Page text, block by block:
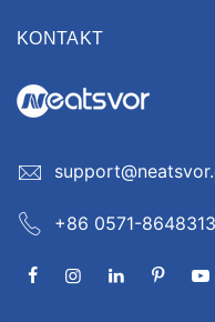
KONTAKT
+86 0571-